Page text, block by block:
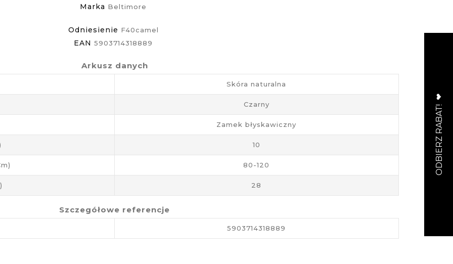
Marka Beltimore
Odniesienie F40camel
EAN 5903714318889
Arkusz danych
Skóra naturalna
Czarny
Zamek błyskawiczny
10
80-120
28
Szczegółowe referencje
5903714318889